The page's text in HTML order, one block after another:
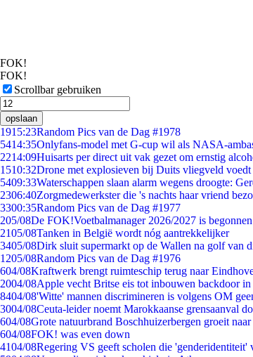
FOK!
FOK!
Scrollbar gebruiken
opslaan
1915:23Random Pics van de Dag #1978
5414:35Onlyfans-model met G-cup wil als NASA-
2214:09Huisarts per direct uit vak gezet om ernstig
1510:32Drone met explosieven bij Duits vliegveld
5409:33Waterschappen slaan alarm wegens droogte:
2306:40Zorgmedewerkster die 's nachts haar vriend
3300:35Random Pics van de Dag #1977
205/08De FOK!Voetbalmanager 2026/2027 is begonnen
2105/08Tanken in België wordt nóg aantrekkelijker
3405/08Dirk sluit supermarkt op de Wallen na golf van
1205/08Random Pics van de Dag #1976
604/08Kraftwerk brengt ruimteschip terug naar
2004/08Apple vecht Britse eis tot inbouwen backdoor
8404/08'Witte' mannen discrimineren is volgens OM
3004/08Ceuta-leider noemt Marokkaanse grensaanval
604/08Grote natuurbrand Boschhuizerbergen groeit
604/08FOK! was even down
4104/08Regering VS geeft scholen die